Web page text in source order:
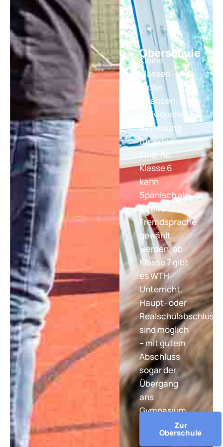
Oberschule
Kleine
Klassen –
große
Chancen:
Individuelle
Betreuung
für jedes
Kind. Ab
Klasse 6
kann
Spanisch als
zweite
Fremdsprache
gewählt
werden, ab
Klasse 7 gibt
es WTH-
Unterricht.
Haupt- oder
Realschulabschluss
sind möglich
– mit gutem
Abschluss
sogar der
Übergang
ans
Gymnasium.
Zur
Oberschule